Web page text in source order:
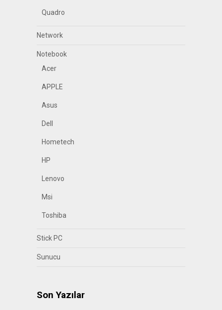
Quadro
Network
Notebook
Acer
APPLE
Asus
Dell
Hometech
HP
Lenovo
Msi
Toshiba
Stick PC
Sunucu
Son Yazılar